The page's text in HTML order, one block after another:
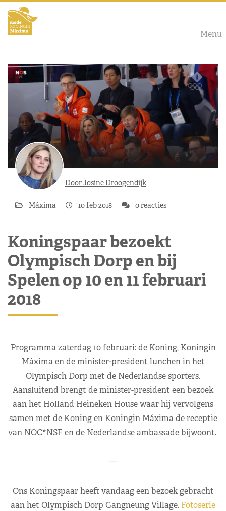
Menu
Door Josine Droogendijk
Máxima 10 feb 2018 0 reacties
Koningspaar bezoekt
Olympisch Dorp en bij
Spelen op 10 en 11 februari
2018
Programma zaterdag 10 februari: de Koning, Koningin
Máxima en de minister-president lunchen in het
Olympisch Dorp met de Nederlandse sporters.
Aansluitend brengt de minister-president een bezoek
aan het Holland Heineken House waar hij vervolgens
samen met de Koning en Koningin Máxima de receptie
van NOC*NSF en de Nederlandse ambassade bijwoont.
—
Ons Koningspaar heeft vandaag een bezoek gebracht
aan het Olympisch Dorp Gangneung Village. Fotoserie